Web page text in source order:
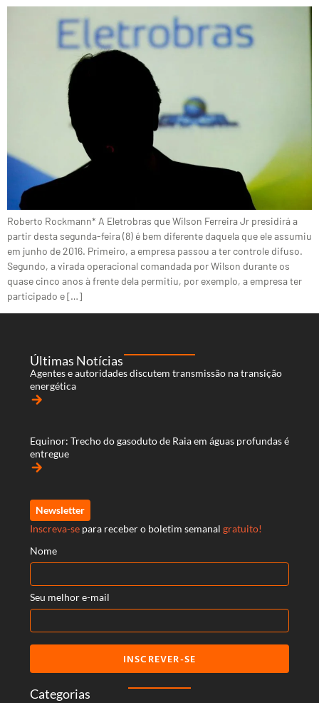
Roberto Rockmann* A Eletrobras que Wilson Ferreira Jr presidirá a
partir desta segunda-feira (8) é bem diferente daquela que ele assumiu
em junho de 2016. Primeiro, a empresa passou a ter controle difuso.
Segundo, a virada operacional comandada por Wilson durante os
quase cinco anos à frente dela permitiu, por exemplo, a empresa ter
participado e […]
Categorias
Últimas Notícias
Agentes e autoridades discutem transmissão na transição
energética
arrow_forward
Equinor: Trecho do gasoduto de Raia em águas profundas é
entregue
arrow_forward
Newsletter
Inscreva-se para receber o boletim semanal gratuito!
Nome
Seu melhor e-mail
INSCREVER-SE